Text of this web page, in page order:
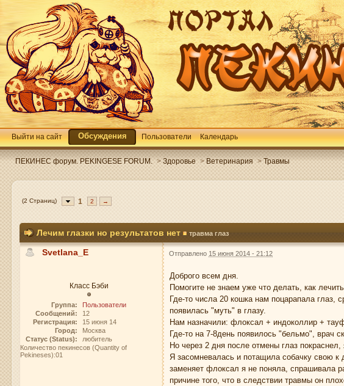
Выйти на сайт Обсуждения Пользователи Календарь
ПЕКИНЕС форум. PEKINGESE FORUM. > Здоровье > Ветеринария > Травмы
(2 Страниц) 1 2 →
Лечим глазки но результатов нет травма глаз
Svetlana_E
Класс Бэби
Группа:
Пользователи
Сообщений:
12
Регистрация:
15 июня 14
Город:
Москва
Статус (Status):
любитель
Количество пекинесов (Quantity of
Pekineses):01
Отправлено 15 июня 2014 - 21:12
Доброго всем дня.
Помогите не знаем уже что делать, как
Где-то числа 20 кошка нам поцарапала глаз,
появилась "муть" в глазу.
Нам назначили: флоксал + индоколлир +
Где-то на 7-8день появилось "бельмо", врач
Но через 2 дня после отмены глаз
Я засомневалась и потащила собачку свою к
заменяет флоксал я не поняла, спрашивала
причине того, что в следствии травмы он